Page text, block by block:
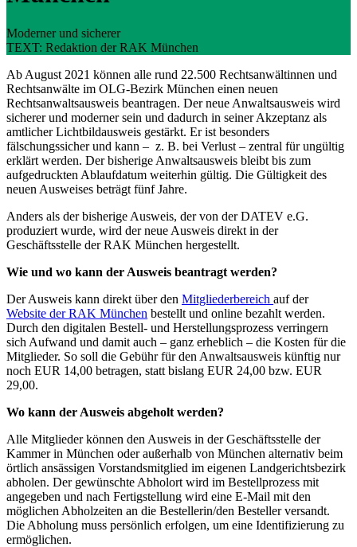
Moderner und sicherer
TEXT: Redaktion der RAK München
Ab August 2021 können alle rund 22.500 Rechtsanwältinnen und
Rechtsanwälte im OLG-Bezirk München einen neuen
Rechtsanwaltsausweis beantragen. Der neue Anwaltsausweis wird
sicherer und moderner sein und dadurch in seiner Akzeptanz als
amtlicher Lichtbildausweis gestärkt. Er ist besonders
fälschungssicher und kann – z. B. bei Verlust – zentral für ungültig
erklärt werden. Der bisherige Anwaltsausweis bleibt bis zum
aufgedruckten Ablaufdatum weiterhin gültig. Die Gültigkeit des
neuen Ausweises beträgt fünf Jahre.
Anders als der bisherige Ausweis, der von der DATEV e.G.
produziert wurde, wird der neue Ausweis direkt in der
Geschäftsstelle der RAK München hergestellt.
Wie und wo kann der Ausweis beantragt werden?
Der Ausweis kann direkt über den Mitgliederbereich auf der
Website der RAK München bestellt und online bezahlt werden.
Durch den digitalen Bestell- und Herstellungsprozess verringern
sich Aufwand und damit auch – ganz erheblich – die Kosten für die
Mitglieder. So soll die Gebühr für den Anwaltsausweis künftig nur
noch EUR 14,00 betragen, statt bislang EUR 24,00 bzw. EUR
29,00.
Wo kann der Ausweis abgeholt werden?
Alle Mitglieder können den Ausweis in der Geschäftsstelle der
Kammer in München oder außerhalb von München alternativ beim
örtlich ansässigen Vorstandsmitglied im eigenen Landgerichtsbezirk
abholen. Der gewünschte Abholort wird im Bestellprozess mit
angegeben und nach Fertigstellung wird eine E-Mail mit den
möglichen Abholzeiten an die Bestellerin/den Besteller versandt.
Die Abholung muss persönlich erfolgen, um eine Identifizierung zu
ermöglichen.